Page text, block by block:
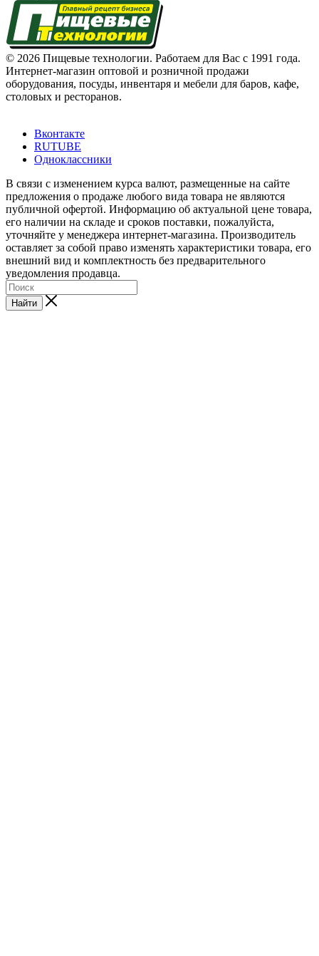
© 2026 Пищевые технологии. Работаем для Вас с 1991 года.
Интернет-магазин оптовой и розничной продажи
оборудования, посуды, инвентаря и мебели для баров, кафе,
столовых и ресторанов.
Вконтакте
RUTUBE
Одноклассники
В связи с изменением курса валют, размещенные на сайте
предложения о продаже любого вида товара не являются
публичной офертой. Информацию об актуальной цене товара,
его наличии на складе и сроков поставки, пожалуйста,
уточняйте у менеджера интернет-магазина. Производитель
оставляет за собой право изменять характеристики товара, его
внешний вид и комплектность без предварительного
уведомления продавца.
Найти